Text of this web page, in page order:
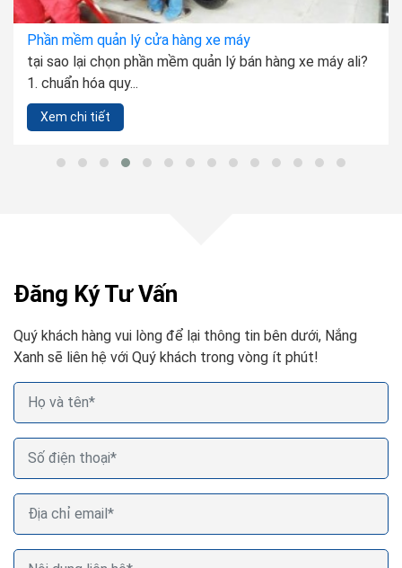
Phần mềm quản lý cửa hàng điện thoại
kết nối thiết bị bán hàng tích hợp máy quét mã vạch,
máy in hoá...
Xem chi tiết
Đăng Ký Tư Vấn
Quý khách hàng vui lòng để lại thông tin bên dưới, Nắng
Xanh sẽ liên hệ với Quý khách trong vòng ít phút!